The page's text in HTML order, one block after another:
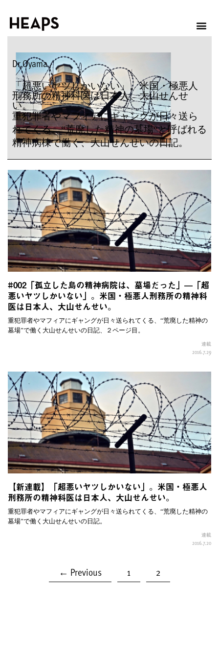
Dr.Oyama
「超悪いヤツしかいない」。米国・極悪人
刑務所の精神科医は日本人、大山せんせ
い。
重犯罪者やマフィアにギャングが日々送ら
れてくる。“荒廃した精神の墓場“と呼ばれる
精神病棟で働く、大山せんせいの日記。
#002「孤立した島の精神病院は、墓場だった」—「超
悪いヤツしかいない」。米国・極悪人刑務所の精神科
医は日本人、大山せんせい。
重犯罪者やマフィアにギャングが日々送られてくる、“荒廃した精神の
墓場”で働く大山せんせいの日記、２ページ目。
連載
2016.7.29
【新連載】「超悪いヤツしかいない」。米国・極悪人
刑務所の精神科医は日本人、大山せんせい。
重犯罪者やマフィアにギャングが日々送られてくる、“荒廃した精神の
墓場”で働く大山せんせいの日記。
連載
2016.7.20
← Previous 1 2